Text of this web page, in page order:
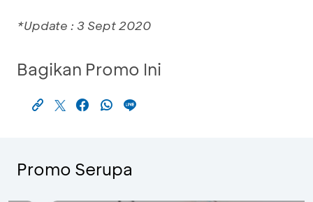
*Update : 3 Sept 2020
Bagikan Promo Ini
Promo Serupa